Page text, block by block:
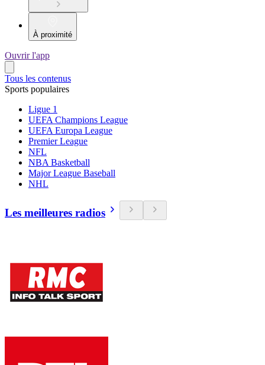
À proximité
Ouvrir l'app
Tous les contenus
Sports populaires
Ligue 1
UEFA Champions League
UEFA Europa League
Premier League
NFL
NBA Basketball
Major League Baseball
NHL
Les meilleures radios